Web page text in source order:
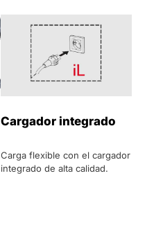
Cargador integrado
Carga flexible con el cargador
integrado de alta calidad.